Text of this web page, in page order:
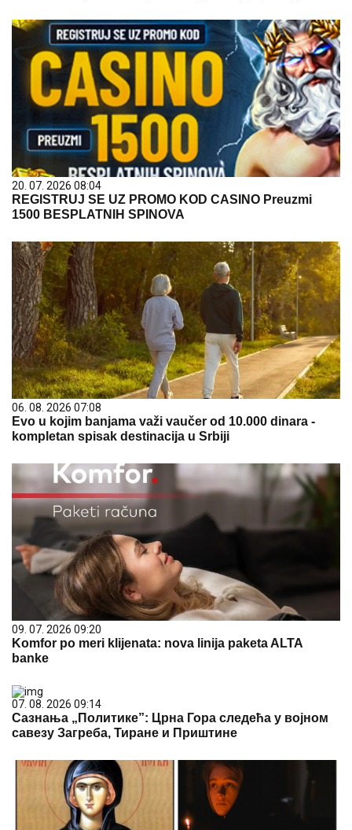
20. 07. 2026 08:04
REGISTRUJ SE UZ PROMO KOD CASINO Preuzmi
1500 BESPLATNIH SPINOVA
06. 08. 2026 07:08
Evo u kojim banjama važi vaučer od 10.000 dinara -
kompletan spisak destinacija u Srbiji
09. 07. 2026 09:20
Komfor po meri klijenata: nova linija paketa ALTA
banke
07. 08. 2026 09:14
Сазнања „Политике”: Црна Гора следећа у војном
савезу Загреба, Тиране и Приштине